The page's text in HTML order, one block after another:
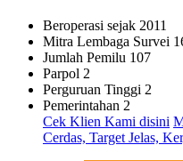
Beroperasi sejak 2011
Mitra Lembaga Survei
Jumlah Pemilu 107
Parpol 2
Perguruan Tinggi 2
Pemerintahan 2
Cek Klien Kami disini
Cerdas, Target Jelas,